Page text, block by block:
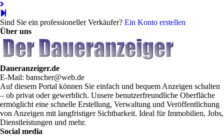
Sind Sie ein professioneller Verkäufer? Ein Konto erstellen
Über uns
Daueranzeiger.de
E-Mail: banscher@web.de
Auf diesem Portal können Sie einfach und bequem Anzeigen schalten
– ob privat oder gewerblich. Unsere benutzerfreundliche Oberfläche
ermöglicht eine schnelle Erstellung, Verwaltung und Veröffentlichung
von Anzeigen mit langfristiger Sichtbarkeit. Ideal für Immobilien, Jobs,
Dienstleistungen und mehr.
Social media